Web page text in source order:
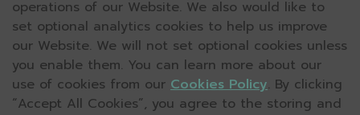
operations of our Website. We also would like to
set optional analytics cookies to help us improve
our Website. We will not set optional cookies unless
you enable them. You can learn more about our
use of cookies from our Cookies Policy. By clicking
“Accept All Cookies”, you agree to the storing and